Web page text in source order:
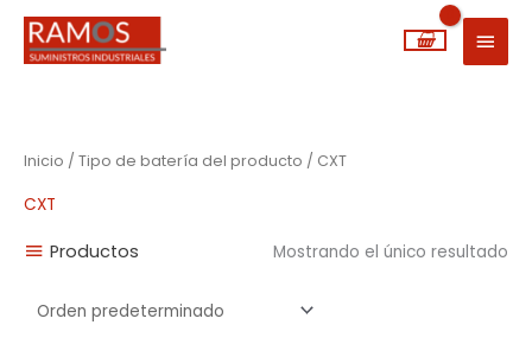
MENÚ
Inicio / Tipo de batería del producto / CXT
CXT
Productos Mostrando el único resultado